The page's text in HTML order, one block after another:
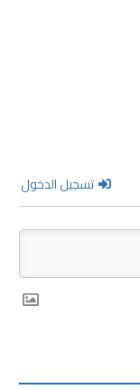
تسجيل الدخول